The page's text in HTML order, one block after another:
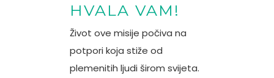
HVALA VAM!
Život ove misije počiva na
potpori koja stiže od
plemenitih ljudi širom svijeta.